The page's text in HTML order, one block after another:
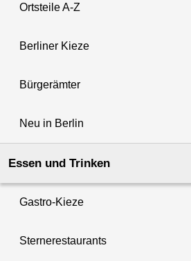
Ortsteile A-Z
Berliner Kieze
Bürgerämter
Neu in Berlin
Essen und Trinken
Gastro-Kieze
Sternerestaurants